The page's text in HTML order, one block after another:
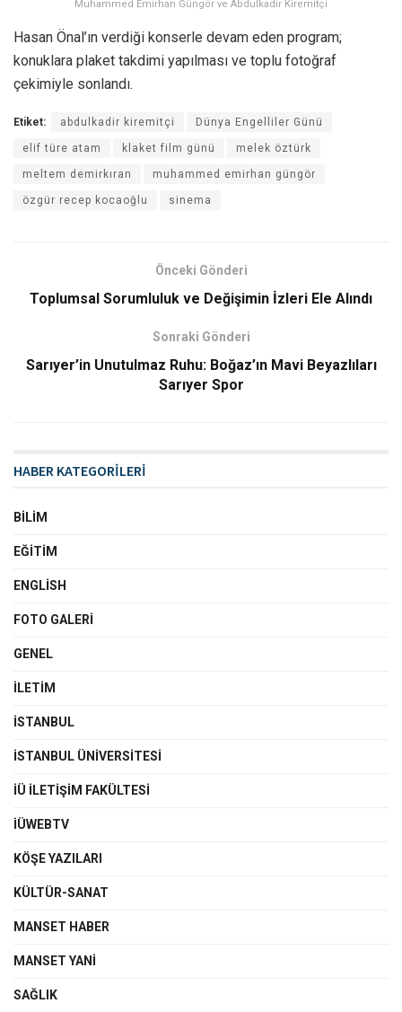
Muhammed Emirhan Güngör ve Abdulkadir Kiremitçi
Hasan Önal’ın verdiği konserle devam eden program;
konuklara plaket takdimi yapılması ve toplu fotoğraf
çekimiyle sonlandı.
Etiket: abdulkadir kiremitçi Dünya Engelliler Günü
elif türe atam klaket film günü melek öztürk
meltem demirkıran muhammed emirhan güngör
özgür recep kocaoğlu sinema
Önceki Gönderi
Toplumsal Sorumluluk ve Değişimin İzleri Ele Alındı
Sonraki Gönderi
Sarıyer’in Unutulmaz Ruhu: Boğaz’ın Mavi Beyazlıları
Sarıyer Spor
HABER KATEGORİLERİ
BILIM
EĞITIM
ENGLISH
FOTO GALERI
GENEL
İLETIM
İSTANBUL
İSTANBUL ÜNIVERSITESI
İÜ İLETIŞIM FAKÜLTESI
İÜWEBTV
KÖŞE YAZILARI
KÜLTÜR-SANAT
MANSET HABER
MANSET YANI
SAĞLIK